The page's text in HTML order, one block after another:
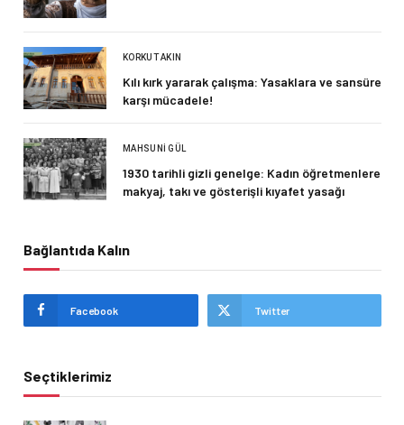
KORKUT AKIN
Kılı kırk yararak çalışma: Yasaklara ve sansüre
karşı mücadele!
MAHSUNI GÜL
1930 tarihli gizli genelge: Kadın öğretmenlere
makyaj, takı ve gösterişli kıyafet yasağı
Bağlantıda Kalın
Facebook Twitter
Seçtiklerimiz